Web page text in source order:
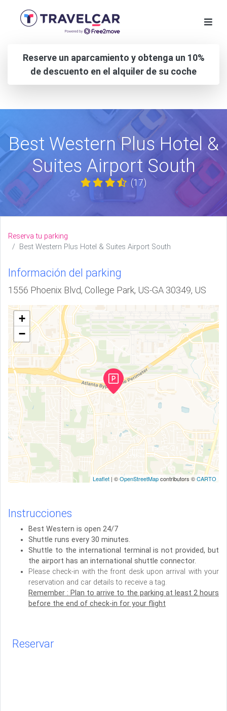
Reserve un aparcamiento y obtenga un 10%
de descuento en el alquiler de su coche
Best Western Plus Hotel &
Suites Airport South
(17)
Reserva tu parking
Best Western Plus Hotel & Suites Airport South
Información del parking
1556 Phoenix Blvd, College Park, US-GA 30349, US
+
−
Leaflet | ©OpenStreetMapcontributors ©CARTO
Instrucciones
Best Western is open 24/7
Shuttle runs every 30 minutes.
Shuttle to the international terminal is not provided, but
the airport has an international shuttle connector.
Please check-in with the front desk upon arrival with your
reservation and car details to receive a tag.
Remember : Plan to arrive to the parking at least 2 hours
before the end of check-in for your flight
Reservar